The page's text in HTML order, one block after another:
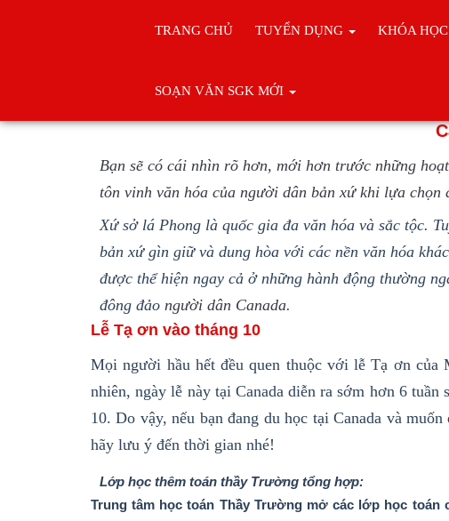
TRANG CHỦ TUYỂN DỤNG KHÓA HỌC
SOẠN VĂN SGK MỚI
Du Học Canada
Bạn sẽ có cái nhìn rõ hơn, mới hơn trước những
tôn vinh văn hóa của người dân bản xứ khi lựa chọn
Xứ sở lá Phong là quốc gia đa văn hóa và sắc tộc.
bản xứ gìn giữ và dung hòa với các nền văn hóa
được thể hiện ngay cả ở những hành động thường
đông đảo người dân Canada.
Lễ Tạ ơn vào tháng 10
Mọi người hầu hết đều quen thuộc với lễ Tạ ơn của
nhiên, ngày lễ này tại Canada diễn ra sớm hơn 6
10. Do vậy, nếu bạn đang du học tại Canada và
hãy lưu ý đến thời gian nhé!
Lớp học thêm toán thầy Trường tổng hợp:
Trung tâm học toán Thầy Trường mở các lớp học toán